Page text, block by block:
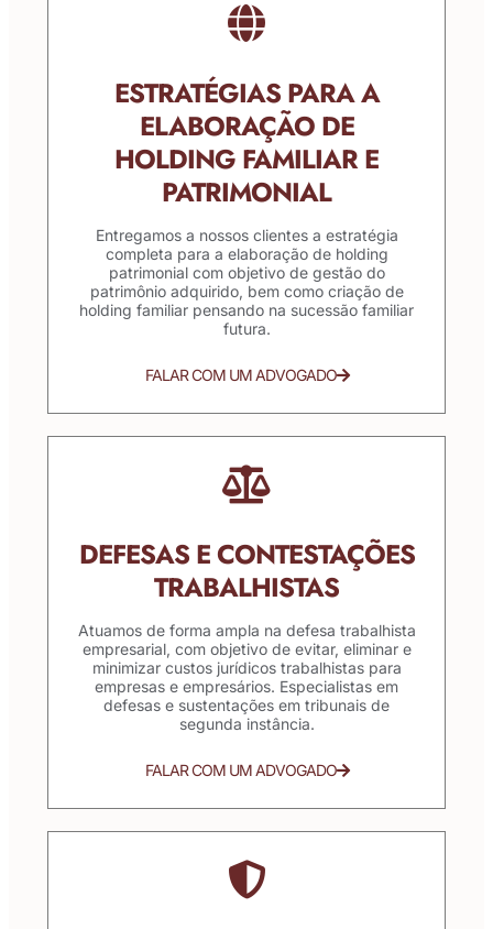
ESTRATÉGIAS PARA A
ELABORAÇÃO DE
HOLDING FAMILIAR E
PATRIMONIAL
Entregamos a nossos clientes a estratégia
completa para a elaboração de holding
patrimonial com objetivo de gestão do
patrimônio adquirido, bem como criação de
holding familiar pensando na sucessão familiar
futura.
FALAR COM UM ADVOGADO
DEFESAS E CONTESTAÇÕES
TRABALHISTAS
Atuamos de forma ampla na defesa trabalhista
empresarial, com objetivo de evitar, eliminar e
minimizar custos jurídicos trabalhistas para
empresas e empresários. Especialistas em
defesas e sustentações em tribunais de
segunda instância.
FALAR COM UM ADVOGADO